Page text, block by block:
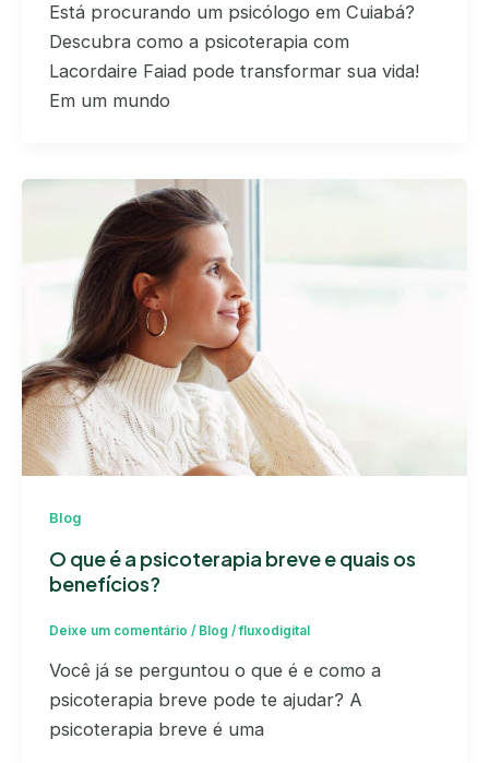
Está procurando um psicólogo em Cuiabá?
Descubra como a psicoterapia com
Lacordaire Faiad pode transformar sua vida!
Em um mundo
Blog
O que é a psicoterapia breve e quais os
benefícios?
Deixe um comentário / Blog /fluxodigital
Você já se perguntou o que é e como a
psicoterapia breve pode te ajudar? A
psicoterapia breve é uma